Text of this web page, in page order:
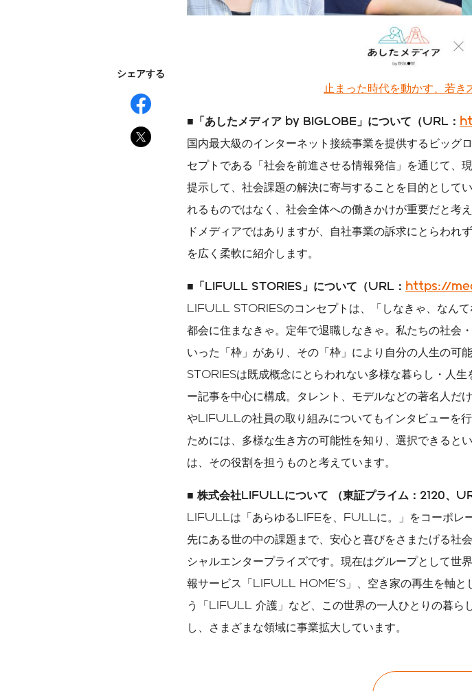
止まった時代を動かす、若
■「あしたメディア by BIGLOBE」について（URL：
国内最大級のインターネット接続事業を提供するビッグ
セプトである「社会を前進させる情報発信」を通じて、
提示して、社会課題の解決に寄与することを目的として
れるものではなく、社会全体への働きかけが重要だと考
ドメディアではありますが、自社事業の訴求にとらわ
を広く柔軟に紹介します。
■「LIFULL STORIES」について（URL： https://
LIFULL STORIESのコンセプトは、「しなきゃ、なんて
都会に住まなきゃ。定年で退職しなきゃ。私たちの社会
いった「枠」があり、その「枠」により自分の人生の可
STORIESは既成概念にとらわれない多様な暮らし・人
ー記事を中心に構成。タレント、モデルなどの著名人だ
やLIFULLの社員の取り組みについてもインタビューを
ためには、多様な生き方の可能性を知り、選択できる
は、その役割を担うものと考えています。
■ 株式会社LIFULLについて （東証プライム：2120、
LIFULLは「あらゆるLIFEを、FULLに。」をコーポレ
先にある世の中の課題まで、安心と喜びをさまたげる社
シャルエンタープライズです。現在はグループとして世
報サービス「LIFULL HOME'S」、空き家の再生を軸
う「LIFULL 介護」など、この世界の一人ひとりの暮ら
し、さまざまな領域に事業拡大しています。
シェアする